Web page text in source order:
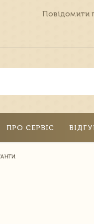
Повідомити
ПРО СЕРВІС